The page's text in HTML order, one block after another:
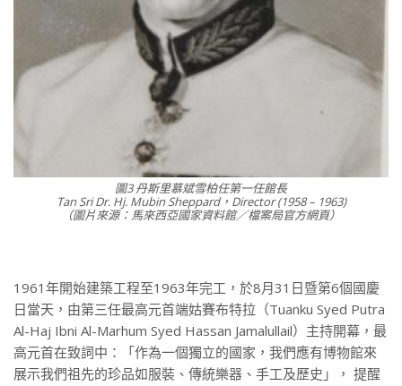
圖3 丹斯里慕斌雪柏任第一任館長
Tan Sri Dr. Hj. Mubin Sheppard，Director (1958 – 1963)
（圖片來源：馬來西亞國家資料館／檔案局官方網頁）
1961年開始建築工程至1963年完工，於8月31日暨第6個國慶
日當天，由第三任最高元首端姑賽布特拉（Tuanku Syed Putra
Al-Haj Ibni Al-Marhum Syed Hassan Jamalullail）主持開幕，最
高元首在致詞中：「作為一個獨立的國家，我們應有博物館來
展示我們祖先的珍品如服裝、傳統樂器、手工及歷史」， 提醒